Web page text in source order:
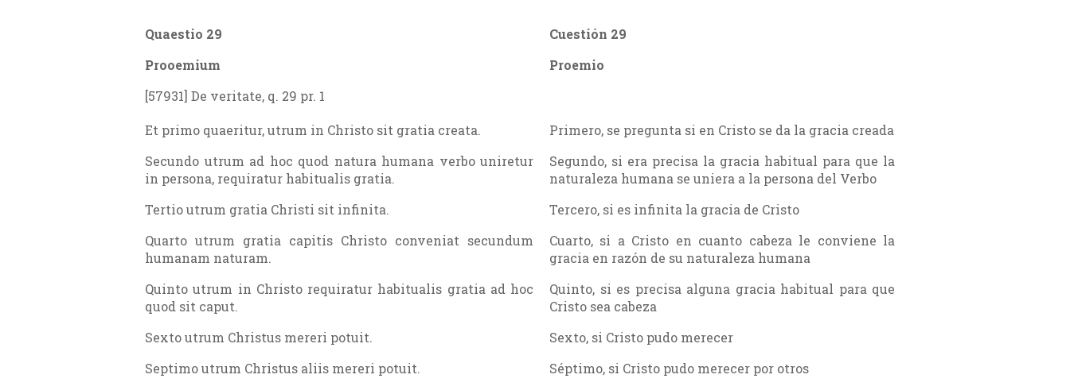
Quaestio 29
Cuestión 29
Prooemium
Proemio
[57931] De veritate, q. 29 pr. 1
Et primo quaeritur, utrum in Christo sit gratia creata.
Primero, se pregunta si en Cristo se da la gracia creada
Secundo utrum ad hoc quod natura humana verbo uniretur
in persona, requiratur habitualis gratia.
Segundo, si era precisa la gracia habitual para que la
naturaleza humana se uniera a la persona del Verbo
Tertio utrum gratia Christi sit infinita.
Tercero, si es infinita la gracia de Cristo
Quarto utrum gratia capitis Christo conveniat secundum
humanam naturam.
Cuarto, si a Cristo en cuanto cabeza le conviene la
gracia en razón de su naturaleza humana
Quinto utrum in Christo requiratur habitualis gratia ad hoc
quod sit caput.
Quinto, si es precisa alguna gracia habitual para que
Cristo sea cabeza
Sexto utrum Christus mereri potuit.
Sexto, si Cristo pudo merecer
Septimo utrum Christus aliis mereri potuit.
Séptimo, si Cristo pudo merecer por otros